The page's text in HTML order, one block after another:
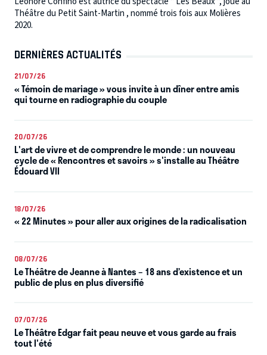
Théâtre du Petit Saint-Martin , nommé trois fois aux Molières
2020.
DERNIÈRES ACTUALITÉS
21/07/26
« Témoin de mariage » vous invite à un dîner entre amis
qui tourne en radiographie du couple
20/07/26
L'art de vivre et de comprendre le monde : un nouveau
cycle de « Rencontres et savoirs » s'installe au Théâtre
Édouard VII
18/07/26
« 22 Minutes » pour aller aux origines de la radicalisation
08/07/26
Le Théâtre de Jeanne à Nantes – 18 ans d’existence et un
public de plus en plus diversifié
07/07/26
Le Théâtre Edgar fait peau neuve et vous garde au frais
tout l'été